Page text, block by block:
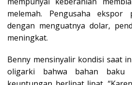
melemah. Pengusaha ekspor
dengan menguatnya dolar,
meningkat.
Benny mensinyalir kondisi saat
oligarki bahwa bahan baku